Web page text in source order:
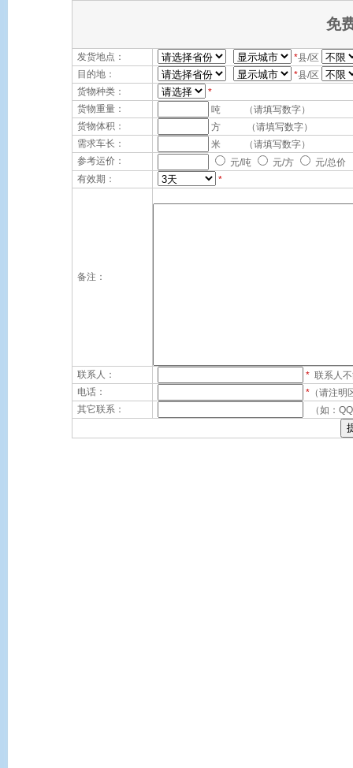
免
发货地点： *县/区
目的地：
*县/区
货物种类：
*
货物重量：
吨 （请填写数字）
货物体积：
方 （请填写数字）
需求车长：
米 （请填写数字）
参考运价：
元/吨 元/方
元/总价
有效期：
*
备注：
联系人： *联系人不
电话：
*（请注明
其它联系：
（如：